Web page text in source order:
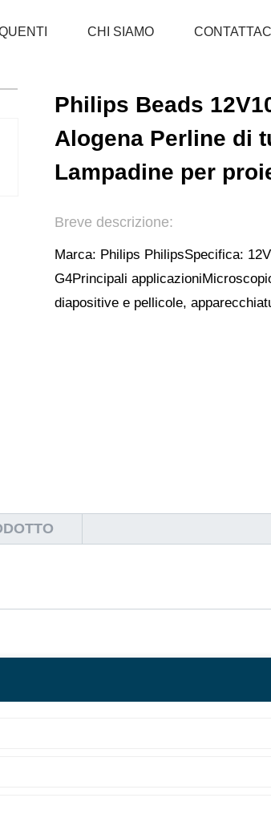
CHI SIAMO CONTATTACI
Philips Beads
Alogena Perline di
Lampadine per
Breve descrizione:
Marca: Philips PhilipsSpecifica:
G4Principali applicazioni
diapositive e pellicole,